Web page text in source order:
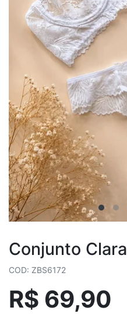
Conjunto Clara
COD: ZBS6172
R$ 69,90